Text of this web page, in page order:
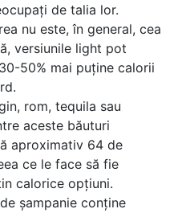
de talia lor.
nu este, în general, cea
versiunile light pot
50% mai puține calorii
rom, tequila sau
aceste băuturi
aproximativ 64 de
ce le face să fie
calorice opțiuni.
șampanie conține